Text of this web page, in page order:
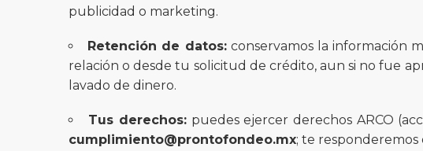
publicidad o marketing.
Retención de datos:conservamos la información
relación o desde tu solicitud de crédito, aun si no fue
lavado de dinero.
Tus derechos:puedes ejercer derechos ARCO
cumplimiento@prontofondeo.mx; te responderemos